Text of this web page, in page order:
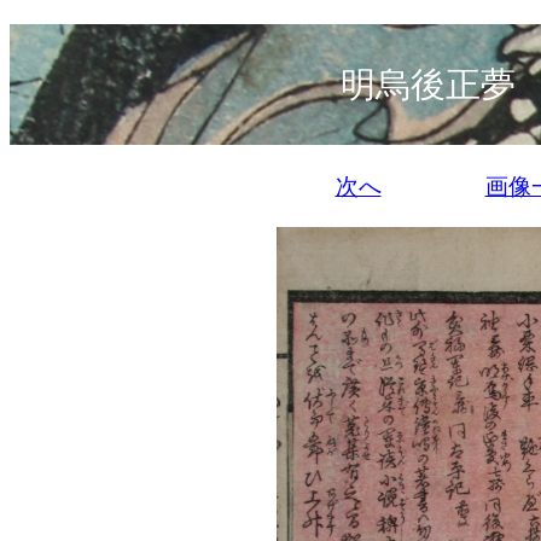
明烏後正
次へ 画像